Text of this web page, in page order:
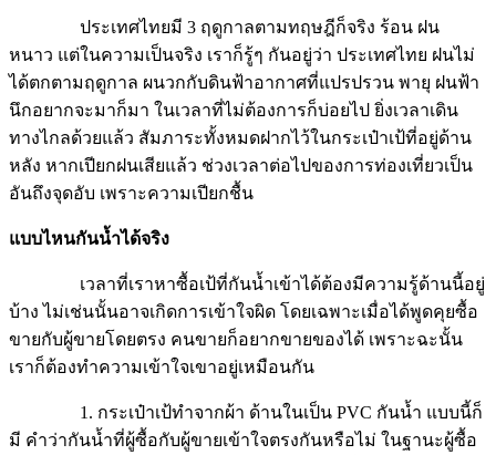
ประเทศไทยมี 3 ฤดูกาลตามทฤษฎีก็จริง ร้อน ฝน
หนาว แต่ในความเป็นจริง เราก็รู้ๆ กันอยู่ว่า ประเทศไทย ฝนไม่
ได้ตกตามฤดูกาล ผนวกกับดินฟ้าอากาศที่แปรปรวน พายุ ฝนฟ้า
นึกอยากจะมาก็มา ในเวลาที่ไม่ต้องการก็บ่อยไป ยิ่งเวลาเดิน
ทางไกลด้วยแล้ว สัมภาระทั้งหมดฝากไว้ในกระเป๋าเป้ที่อยู่ด้าน
หลัง หากเปียกฝนเสียแล้ว ช่วงเวลาต่อไปของการท่องเที่ยวเป็น
อันถึงจุดอับ เพราะความเปียกชื้น
แบบไหนกันน้ำได้จริง
เวลาที่เราหาซื้อเป้ที่กันน้ำเข้าได้ต้องมีความรู้ด้านนี้อยู่
บ้าง ไม่เช่นนั้นอาจเกิดการเข้าใจผิด โดยเฉพาะเมื่อได้พูดคุยซื้อ
ขายกับผู้ขายโดยตรง คนขายก็อยากขายของได้ เพราะฉะนั้น
เราก็ต้องทำความเข้าใจเขาอยู่เหมือนกัน
1. กระเป๋าเป้ทำจากผ้า ด้านในเป็น PVC กันน้ำ แบบนี้ก็
มี คำว่ากันน้ำที่ผู้ซื้อกับผู้ขายเข้าใจตรงกันหรือไม่ ในฐานะผู้ซื้อ